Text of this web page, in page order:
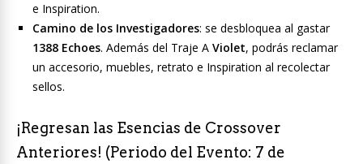
e Inspiration.
Camino de los Investigadores: se desbloquea al gastar
1388 Echoes. Además del Traje A Violet, podrás reclamar
un accesorio, muebles, retrato e Inspiration al recolectar
sellos.
¡Regresan las Esencias de Crossover
Anteriores! (Periodo del Evento: 7 de